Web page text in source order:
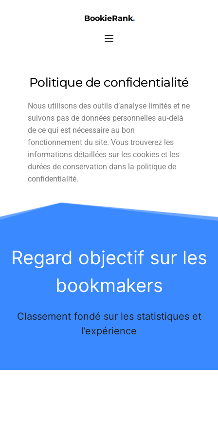
BookieRank.
Politique de confidentialité
Nous utilisons des outils d’analyse limités et ne
suivons pas de données personnelles au‑delà
de ce qui est nécessaire au bon
fonctionnement du site. Vous trouverez les
informations détaillées sur les cookies et les
durées de conservation dans la politique de
confidentialité.
Regard objectif sur les
bookmakers
Classement fondé sur les statistiques et
l’expérience